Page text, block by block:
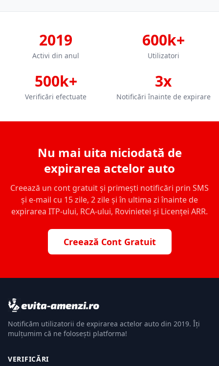
2019
Activi din anul
600k+
Utilizatori
500k+
Verificări efectuate
3x
Notificări înainte de expirare
Nu mai uita niciodată de
expirarea actelor auto
Creează un cont gratuit și primești notificări prin SMS
și e-mail cu 15 zile, 2 zile și în ultima zi înainte de
expirarea ITP-ului, RCA-ului, Rovinietei și Licenței ARR.
Creează Cont Gratuit
Notificăm utilizatorii de expirarea actelor auto din 2019. Îți
mulțumim că ne folosești platforma!
VERIFICĂRI